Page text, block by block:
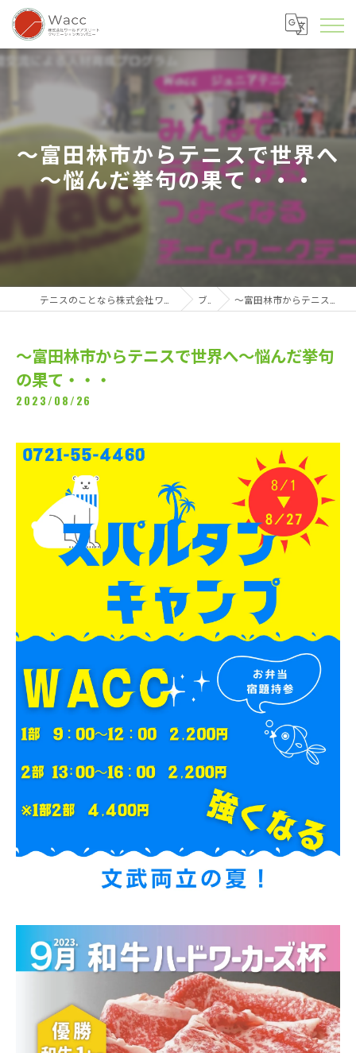
～富田林市からテニスで世界へ
～悩んだ挙句の果て・・・
ブログ ～富田林市からテニスで世界へ～悩んだ挙句の果て・・・
～富田林市からテニスで世界へ～悩んだ挙句
の果て・・・
2023/08/26